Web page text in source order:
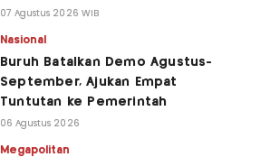
07 Agustus 2026 WIB
Nasional
Buruh Batalkan Demo Agustus-
September, Ajukan Empat
Tuntutan ke Pemerintah
06 Agustus 2026
Megapolitan